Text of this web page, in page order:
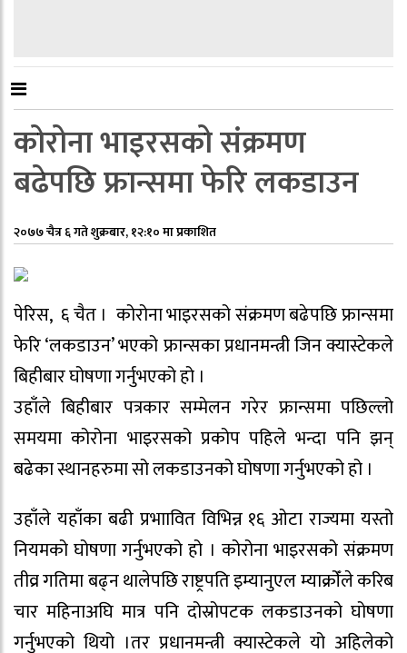
कोरोना भाइरसको संक्रमण
बढेपछि फ्रान्समा फेरि लकडाउन
२०७७ चैत्र ६ गते शुक्रबार, १२:१० मा प्रकाशित
पेरिस, ६ चैत । कोरोना भाइरसको संक्रमण बढेपछि फ्रान्समा
फेरि ‘लकडाउन’ भएको फ्रान्सका प्रधानमन्त्री जिन क्यास्टेकले
बिहीबार घोषणा गर्नुभएको हो ।
उहाँले बिहीबार पत्रकार सम्मेलन गरेर फ्रान्समा पछिल्लो
समयमा कोरोना भाइरसको प्रकोप पहिले भन्दा पनि झन्
बढेका स्थानहरुमा सो लकडाउनको घोषणा गर्नुभएको हो ।
उहाँले यहाँका बढी प्रभाावित विभिन्न १६ ओटा राज्यमा यस्तो
नियमको घोषणा गर्नुभएको हो । कोरोना भाइरसको संक्रमण
तीव्र गतिमा बढ्न थालेपछि राष्ट्रपति इम्यानुएल म्याक्रोँले करिब
चार महिनाअघि मात्र पनि दोस्रोपटक लकडाउनको घोषणा
गर्नुभएको थियो ।तर प्रधानमन्त्री क्यास्टेकले यो अहिलेको